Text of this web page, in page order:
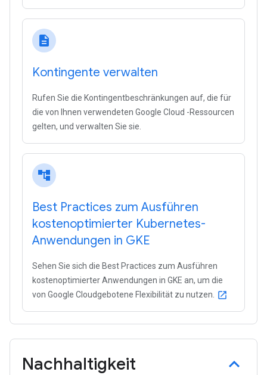
description
Kontingente verwalten
Rufen Sie die Kontingentbeschränkungen auf, die für
die von Ihnen verwendeten Google Cloud -Ressourcen
gelten, und verwalten Sie sie.
account_tree
Best Practices zum Ausführen
kostenoptimierter Kubernetes-
Anwendungen in GKE
Sehen Sie sich die Best Practices zum Ausführen
kostenoptimierter Anwendungen in GKE an, um die
von Google Cloudgebotene Flexibilität zu nutzen.
open_in_new
Nachhaltigkeit